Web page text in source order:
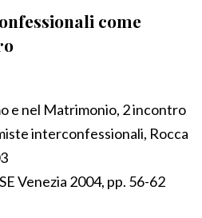
come
e nel Matrimonio, 2 incontro
interconfessionali, Rocca
Venezia 2004, pp. 56-62